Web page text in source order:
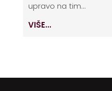
upravo na tim...
VIŠE...